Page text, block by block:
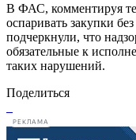
В ФАС, комментируя
оспаривать закупки
подчеркнули, что
обязательные к
таких нарушений.
Поделиться
РЕКЛАМА